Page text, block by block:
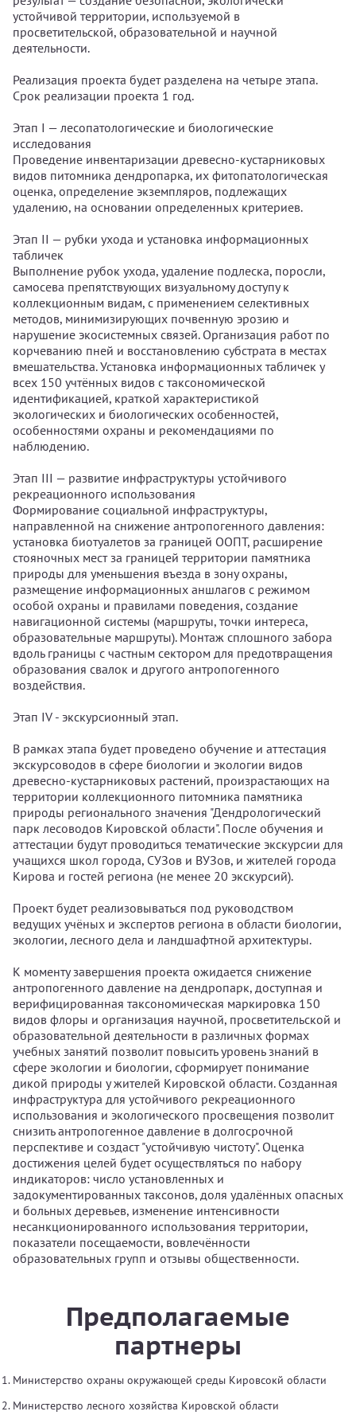
устойчивой территории, используемой в
просветительской, образовательной и научной
деятельности.
Реализация проекта будет разделена на четыре этапа.
Срок реализации проекта 1 год.
Этап I — лесопатологические и биологические
исследования
Проведение инвентаризации древесно‑кустарниковых
видов питомника дендропарка, их фитопатологическая
оценка, определение экземпляров, подлежащих
удалению, на основании определенных критериев.
Этап II — рубки ухода и установка информационных
табличек
Выполнение рубок ухода, удаление подлеска, поросли,
самосева препятствующих визуальному доступу к
коллекционным видам, с применением селективных
методов, минимизирующих почвенную эрозию и
нарушение экосистемных связей. Организация работ по
корчеванию пней и восстановлению субстрата в местах
вмешательства. Установка информационных табличек у
всех 150 учтённых видов с таксономической
идентификацией, краткой характеристикой
экологических и биологических особенностей,
особенностями охраны и рекомендациями по
наблюдению.
Этап III — развитие инфраструктуры устойчивого
рекреационного использования
Формирование социальной инфраструктуры,
направленной на снижение антропогенного давления:
установка биотуалетов за границей ООПТ, расширение
стояночных мест за границей территории памятника
природы для уменьшения въезда в зону охраны,
размещение информационных аншлагов с режимом
особой охраны и правилами поведения, создание
навигационной системы (маршруты, точки интереса,
образовательные маршруты). Монтаж сплошного забора
вдоль границы с частным сектором для предотвращения
образования свалок и другого антропогенного
воздействия.
Этап IV - экскурсионный этап.
В рамках этапа будет проведено обучение и аттестация
экскурсоводов в сфере биологии и экологии видов
древесно-кустарниковых растений, произрастающих на
территории коллекционного питомника памятника
природы регионального значения "Дендрологический
парк лесоводов Кировской области". После обучения и
аттестации будут проводиться тематические экскурсии для
учащихся школ города, СУЗов и ВУЗов, и жителей города
Кирова и гостей региона (не менее 20 экскурсий).
Проект будет реализовываться под руководством
ведущих учёных и экспертов региона в области биологии,
экологии, лесного дела и ландшафтной архитектуры.
К моменту завершения проекта ожидается снижение
антропогенного давление на дендропарк, доступная и
верифицированная таксономическая маркировка 150
видов флоры и организация научной, просветительской и
образовательной деятельности в различных формах
учебных занятий позволит повысить уровень знаний в
сфере экологии и биологии, сформирует понимание
дикой природы у жителей Кировской области. Созданная
инфраструктура для устойчивого рекреационного
использования и экологического просвещения позволит
снизить антропогенное давление в долгосрочной
перспективе и создаст "устойчивую чистоту". Оценка
достижения целей будет осуществляться по набору
индикаторов: число установленных и
задокументированных таксонов, доля удалённых опасных
и больных деревьев, изменение интенсивности
несанкционированного использования территории,
показатели посещаемости, вовлечённости
образовательных групп и отзывы общественности.
Предполагаемые
партнеры
Министерство охраны окружающей среды Кировсокй области
Министерство лесного хозяйства Кировской области